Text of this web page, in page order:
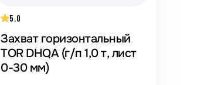
5.0
Захват горизонтальный
TOR DHQA (г/п 1,0 т, лист
0-30 мм)